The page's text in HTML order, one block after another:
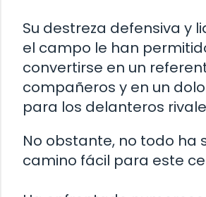
Su destreza defensiva y
el campo le han
convertirse en un
compañeros y en un
para los delanteros
No obstante, no todo ha
camino fácil para este